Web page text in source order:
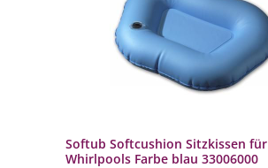
Softub Softcushion Sitzkissen für
Whirlpools Farbe blau 33006000